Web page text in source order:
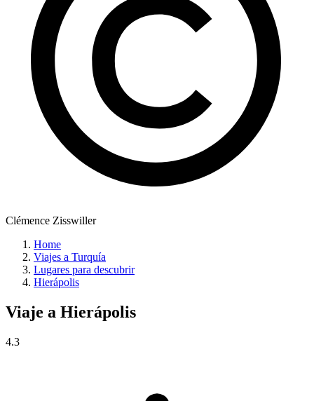
Clémence Zisswiller
Home
Viajes a Turquía
Lugares para descubrir
Hierápolis
Viaje a Hierápolis
4.3